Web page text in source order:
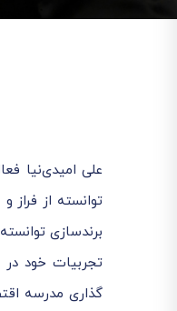
علی امیدی‌نیا
توانسته از فراز
تجربیات خود
گذاری مدرسه